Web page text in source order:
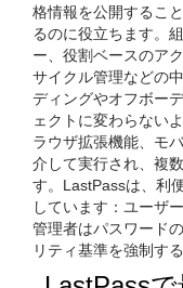
格情報を公開するこ
るのに役立ちます。
ー、役割ベースのア
サイクル管理などの
ディングやオフボー
ェクトに変わらない
ラウザ拡張機能、モ
介して実行され、複
す。LastPassは、利
しています：ユーザ
管理者はパスワード
リティ基準を強制す